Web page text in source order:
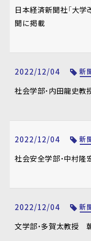
日本経済新聞社「大
聞に掲載
2022/12/04 新
社会学部・内田龍史
2022/12/04 新
社会安全学部・中村
2022/12/04 新
文学部・多賀太教授